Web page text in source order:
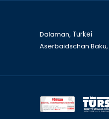
Dalaman, Turkei
Aserbaidschan Baku,